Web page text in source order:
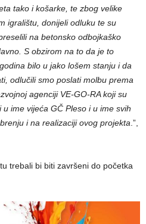
tako i košarke, te zbog velike
igralištu, donijeli odluku te su
na betonsko odbojkaško
S obzirom na to da je to
bilo u jako lošem stanju i da
odlučili smo poslati molbu prema
agenciji VE-GO-RA koji su
ime vijeća GČ Pleso i u ime svih
i na realizaciji ovog projekta.”,
trebali bi biti završeni do početka